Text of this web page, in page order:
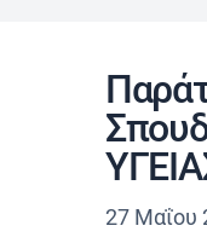
27 Μαΐου